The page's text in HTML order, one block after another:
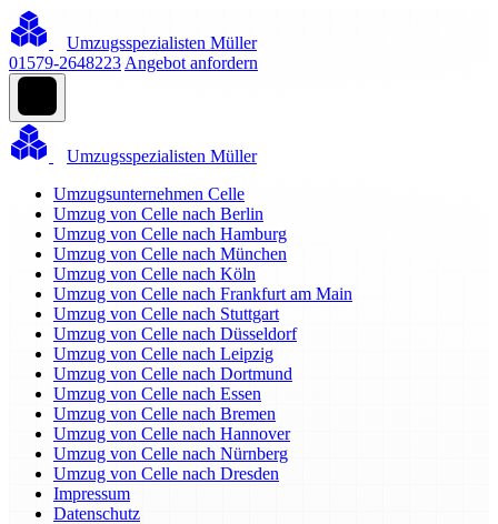
Umzugsspezialisten Müller
01579-2648223 Angebot anfordern
Umzugsspezialisten Müller
Umzugsunternehmen Celle
Umzug von Celle nach Berlin
Umzug von Celle nach Hamburg
Umzug von Celle nach München
Umzug von Celle nach Köln
Umzug von Celle nach Frankfurt am Main
Umzug von Celle nach Stuttgart
Umzug von Celle nach Düsseldorf
Umzug von Celle nach Leipzig
Umzug von Celle nach Dortmund
Umzug von Celle nach Essen
Umzug von Celle nach Bremen
Umzug von Celle nach Hannover
Umzug von Celle nach Nürnberg
Umzug von Celle nach Dresden
Impressum
Datenschutz